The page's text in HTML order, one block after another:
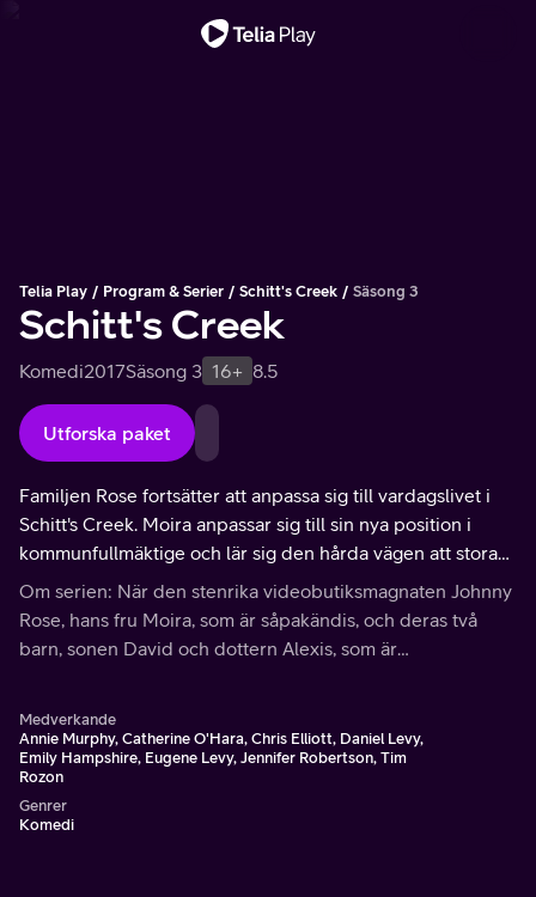
Telia Play Program & Serier Schitt's Creek Säsong 3
Schitt's Creek
Komedi2017Säsong 3 16+ 8.5
Utforska paket
Familjen Rose fortsätter att anpassa sig till vardagslivet i
Schitt's Creek. Moira anpassar sig till sin nya position i
kommunfullmäktige och lär sig den hårda vägen att stora
idéer inte alltid är förenliga med småstadens verklighet.
Om serien: När den stenrika videobutiksmagnaten Johnny
Rose, hans fru Moira, som är såpakändis, och deras två
barn, sonen David och dottern Alexis, som är
Medverkande
Annie Murphy, Catherine O'Hara, Chris Elliott, Daniel Levy,
Emily Hampshire, Eugene Levy, Jennifer Robertson, Tim
Rozon
Genrer
Komedi